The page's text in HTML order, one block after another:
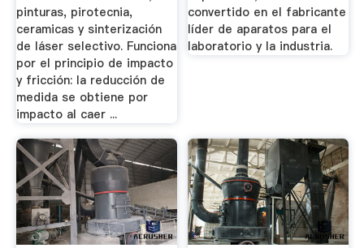
pinturas, pirotecnia,
ceramicas y sinterización
de láser selectivo. Funciona
por el principio de impacto
y fricción: la reducción de
medida se obtiene por
impacto al caer ...
convertido en el fabricante
líder de aparatos para el
laboratorio y la industria.